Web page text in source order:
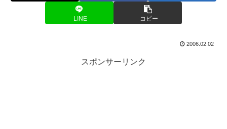
LINE コピー
2006.02.02
スポンサーリンク